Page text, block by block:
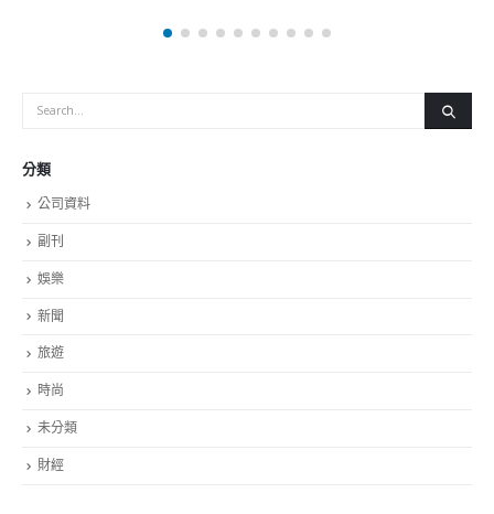
分類
公司資料
副刊
娛樂
新聞
旅遊
時尚
未分類
財經